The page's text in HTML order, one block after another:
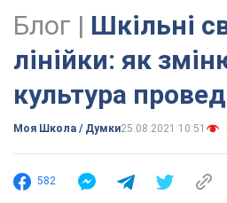
Блог | Шкільні
лінійки: як
культура
Моя Школа / Думки25.08.2021 10:51
582